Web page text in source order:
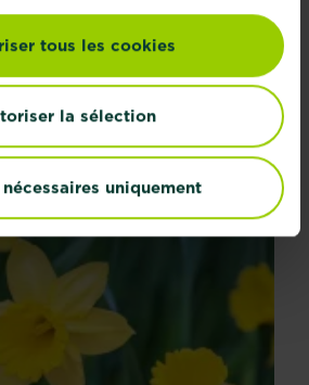
tous les cookies
la sélection
uniquement
il subsiste quelques...
sont les plantes à fleurs de l’hiver ?